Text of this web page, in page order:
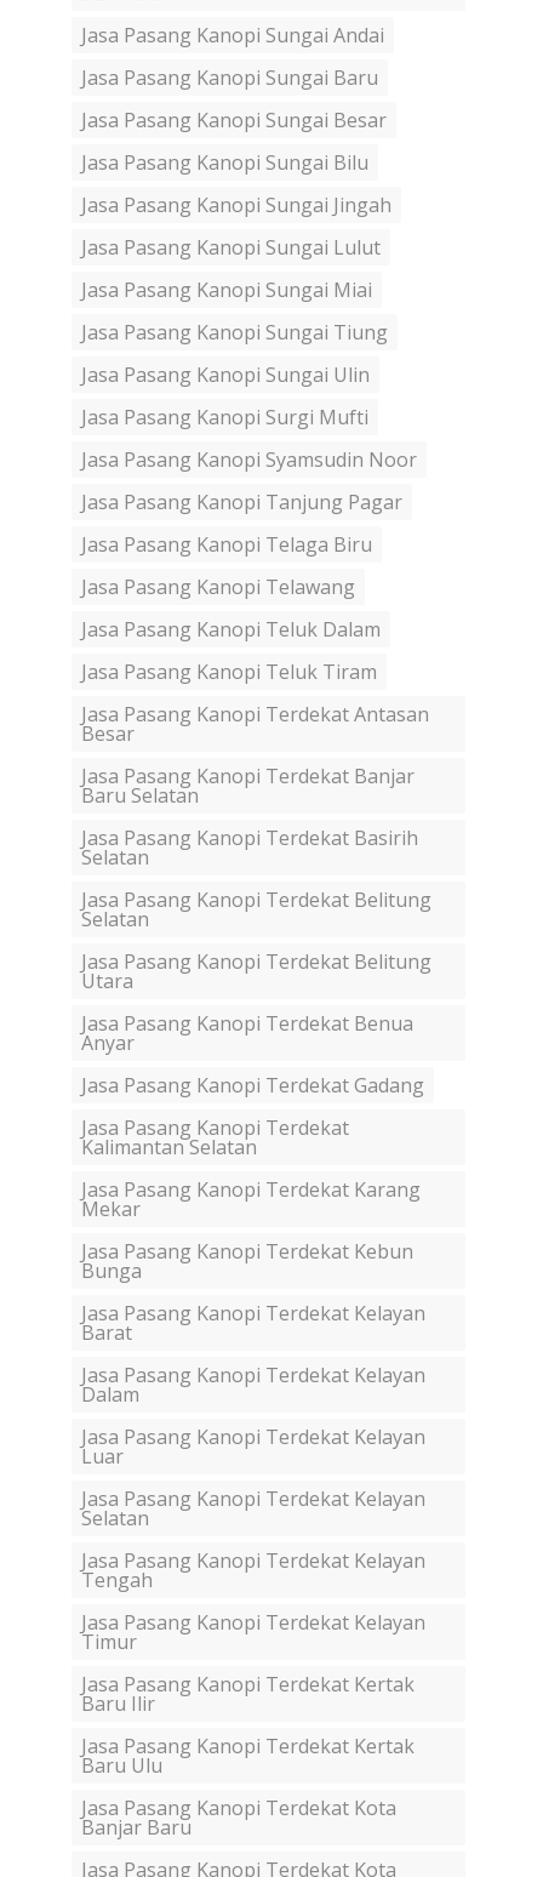
Jasa Pasang Kanopi Sungai Andai
Jasa Pasang Kanopi Sungai Baru
Jasa Pasang Kanopi Sungai Besar
Jasa Pasang Kanopi Sungai Bilu
Jasa Pasang Kanopi Sungai Jingah
Jasa Pasang Kanopi Sungai Lulut
Jasa Pasang Kanopi Sungai Miai
Jasa Pasang Kanopi Sungai Tiung
Jasa Pasang Kanopi Sungai Ulin
Jasa Pasang Kanopi Surgi Mufti
Jasa Pasang Kanopi Syamsudin Noor
Jasa Pasang Kanopi Tanjung Pagar
Jasa Pasang Kanopi Telaga Biru
Jasa Pasang Kanopi Telawang
Jasa Pasang Kanopi Teluk Dalam
Jasa Pasang Kanopi Teluk Tiram
Jasa Pasang Kanopi Terdekat Antasan
Besar
Jasa Pasang Kanopi Terdekat Banjar
Baru Selatan
Jasa Pasang Kanopi Terdekat Basirih
Selatan
Jasa Pasang Kanopi Terdekat Belitung
Selatan
Jasa Pasang Kanopi Terdekat Belitung
Utara
Jasa Pasang Kanopi Terdekat Benua
Anyar
Jasa Pasang Kanopi Terdekat Gadang
Jasa Pasang Kanopi Terdekat
Kalimantan Selatan
Jasa Pasang Kanopi Terdekat Karang
Mekar
Jasa Pasang Kanopi Terdekat Kebun
Bunga
Jasa Pasang Kanopi Terdekat Kelayan
Barat
Jasa Pasang Kanopi Terdekat Kelayan
Dalam
Jasa Pasang Kanopi Terdekat Kelayan
Luar
Jasa Pasang Kanopi Terdekat Kelayan
Selatan
Jasa Pasang Kanopi Terdekat Kelayan
Tengah
Jasa Pasang Kanopi Terdekat Kelayan
Timur
Jasa Pasang Kanopi Terdekat Kertak
Baru Ilir
Jasa Pasang Kanopi Terdekat Kertak
Baru Ulu
Jasa Pasang Kanopi Terdekat Kota
Banjar Baru
Jasa Pasang Kanopi Terdekat Kota